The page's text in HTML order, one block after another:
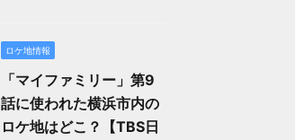
ロケ地情報
「マイファミリー」第9
話に使われた横浜市内の
ロケ地はどこ？【TBS日